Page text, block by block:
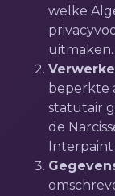
welke
uitmaken.
beperkte
statutair
de